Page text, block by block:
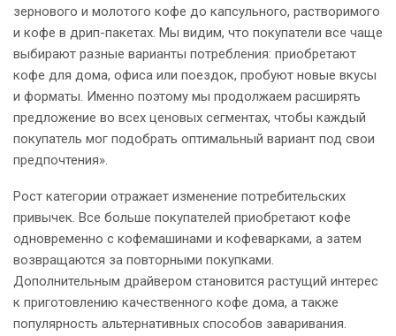
зернового и молотого кофе до капсульного, растворимого
и кофе в дрип-пакетах. Мы видим, что покупатели все чаще
выбирают разные варианты потребления: приобретают
кофе для дома, офиса или поездок, пробуют новые вкусы
и форматы. Именно поэтому мы продолжаем расширять
предложение во всех ценовых сегментах, чтобы каждый
покупатель мог подобрать оптимальный вариант под свои
предпочтения».
Рост категории отражает изменение потребительских
привычек. Все больше покупателей приобретают кофе
одновременно с кофемашинами и кофеварками, а затем
возвращаются за повторными покупками.
Дополнительным драйвером становится растущий интерес
к приготовлению качественного кофе дома, а также
популярность альтернативных способов заваривания.